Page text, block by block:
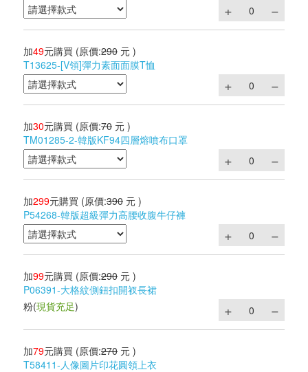
加49元購買 (原價:290 元 )
T13625-[V領]彈力素面面膜T恤
加30元購買 (原價:70 元 )
TM01285-2-韓版KF94四層熔噴布口罩
加299元購買 (原價:390 元 )
P54268-韓版超級彈力高腰收腹牛仔褲
加99元購買 (原價:290 元 )
P06391-大格紋側鈕扣開衩長裙
粉(現貨充足)
加79元購買 (原價:270 元 )
T58411-人像圖片印花圓領上衣